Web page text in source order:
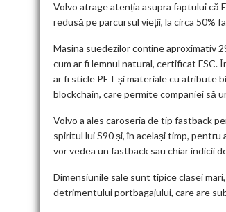
Volvo atrage atenția asupra faptului că
redusă pe parcursul vieții, la circa 50%
Mașina suedezilor conține aproximativ
cum ar fi lemnul natural, certificat FSC.
ar fi sticle PET și materiale cu atribute
blockchain, care permite companiei să
Volvo a ales caroseria de tip fastback
spiritul lui S90 și, în același timp, pentru
vor vedea un fastback sau chiar indicii
Dimensiunile sale sunt tipice clasei
detrimentului portbagajului, care are